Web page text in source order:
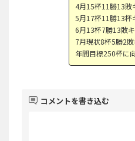
4月15杯11勝13敗
5月17杯11勝13杯
6月13杯7勝13敗
7月現状8杯5勝2
年間目標250杯に
コメントを書き込む